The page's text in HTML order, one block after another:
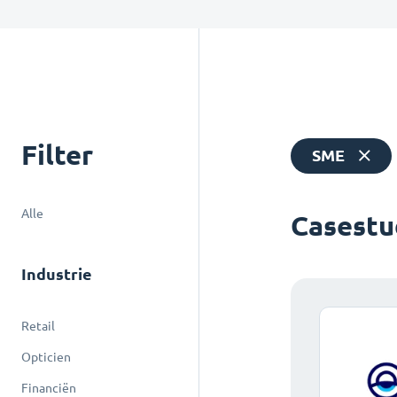
Filter
Alle
Industrie
Retail
Opticien
Financiën
SME